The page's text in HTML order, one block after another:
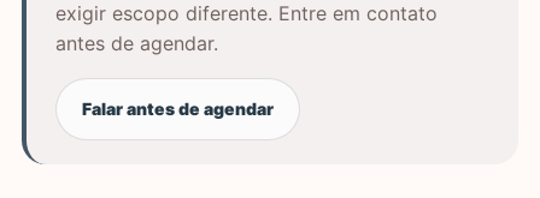
exigir escopo diferente. Entre em contato
antes de agendar.
Falar antes de agendar